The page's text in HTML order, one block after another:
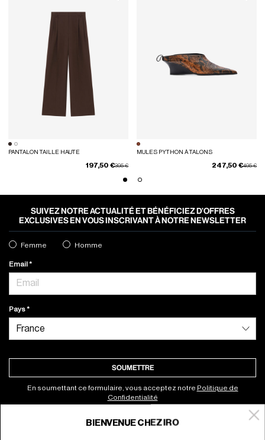
PANTALON TAILLE HAUTE
Prix réduit de
395 €à
197,50 €
MULES PYTHON À TALONS
Prix
495 €à
247,50 €
SUIVEZ NOTRE ACTUALITÉ ET BÉNÉFICIEZ D’OFFRES
EXCLUSIVES EN VOUS INSCRIVANT À NOTRE NEWSLETTER
Femme Homme
Email
Pays
SOUMETTRE
En soumettant ce formulaire, vous acceptez notre Politique de
Confidentialité
BIENVENUE CHEZ IRO